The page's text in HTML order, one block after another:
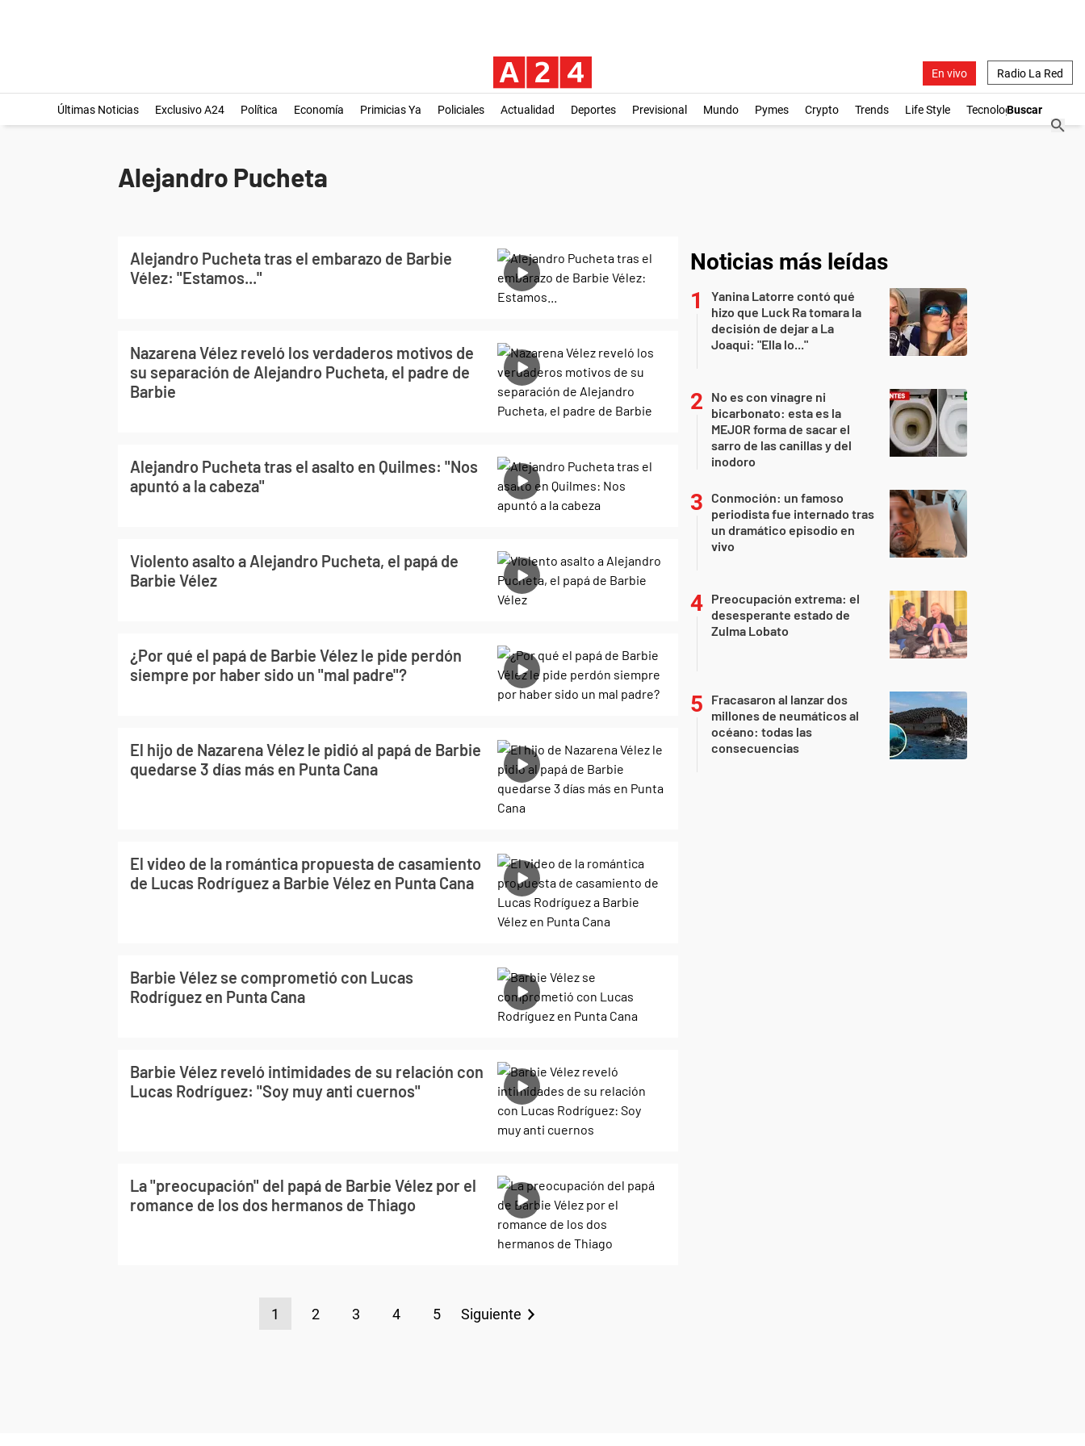
En vivo Radio La Red
Últimas Noticias Exclusivo A24 Política Economía Primicias Ya Policiales Actualidad Deportes Previsional Mundo Pymes Crypto Trends Life Style Tecnología
Alejandro Pucheta
Alejandro Pucheta tras el embarazo de Barbie
Vélez: "Estamos..."
Nazarena Vélez reveló los verdaderos motivos de
su separación de Alejandro Pucheta, el padre de
Barbie
Alejandro Pucheta tras el asalto en Quilmes: "Nos
apuntó a la cabeza"
Violento asalto a Alejandro Pucheta, el papá de
Barbie Vélez
¿Por qué el papá de Barbie Vélez le pide perdón
siempre por haber sido un "mal padre"?
El hijo de Nazarena Vélez le pidió al papá de Barbie
quedarse 3 días más en Punta Cana
El video de la romántica propuesta de casamiento
de Lucas Rodríguez a Barbie Vélez en Punta Cana
Barbie Vélez se comprometió con Lucas
Rodríguez en Punta Cana
Barbie Vélez reveló intimidades de su relación con
Lucas Rodríguez: "Soy muy anti cuernos"
La "preocupación" del papá de Barbie Vélez por el
romance de los dos hermanos de Thiago
1 2 3 4 5 Siguiente
Noticias más leídas
Yanina Latorre contó qué
hizo que Luck Ra tomara la
decisión de dejar a La
Joaqui: "Ella lo..."
No es con vinagre ni
bicarbonato: esta es la
MEJOR forma de sacar el
sarro de las canillas y del
inodoro
Conmoción: un famoso
periodista fue internado tras
un dramático episodio en
vivo
Preocupación extrema: el
desesperante estado de
Zulma Lobato
Fracasaron al lanzar dos
millones de neumáticos al
océano: todas las
consecuencias